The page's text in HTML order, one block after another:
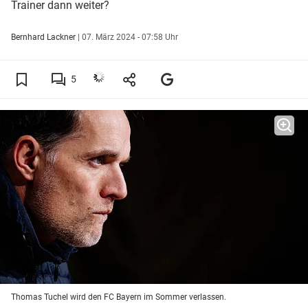
Trainer dann weiter?
Bernhard Lackner | 07. März 2024 - 07:58 Uhr
5
Thomas Tuchel wird den FC Bayern im Sommer verlassen.